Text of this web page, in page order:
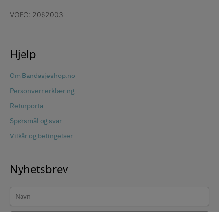
VOEC: 2062003
Hjelp
Om Bandasjeshop.no
Personvernerklæring
Returportal
Spørsmål og svar
Vilkår og betingelser
Nyhetsbrev